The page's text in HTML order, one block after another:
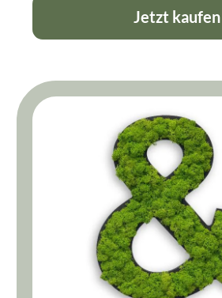
Jetzt kaufen